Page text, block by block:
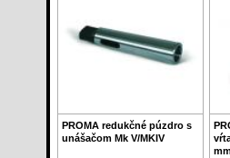
PROMA redukčné púzdro s
unášačom Mk V/MKIV